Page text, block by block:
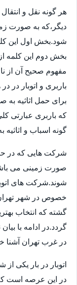
هر گونه نقل و
دیگر،که به صورت
شود.بخش اول این
بخش دوم این کلمه
مفهوم صحیح آن از
باربری و اتوبار در
برای حمل اثاثیه
که باربری عبارتی
گونه اسباب و
شرکت هایی که در
صورت زمینی می
شوند.شرکت های
خصوص در شهر
گشته که انتخاب
گردد.در ادامه با
در غرب تهران آشنا
اتوبار در بار یکی
در این عرصه است که